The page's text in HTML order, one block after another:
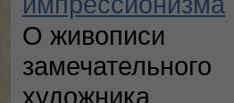
О живописи
замечательного
художника